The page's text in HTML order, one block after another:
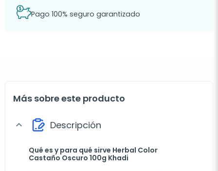
Pago 100% seguro garantizado
Más sobre este producto
expand_more Descripción
Qué es y para qué sirve Herbal Color
Castaño Oscuro 100g Khadi